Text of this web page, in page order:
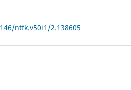
ntfk.v50i1/2.138605